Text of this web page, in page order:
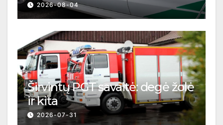
2026-08-04
Širvintų PGT savaitė: degė žolė
ir kita
2026-07-31